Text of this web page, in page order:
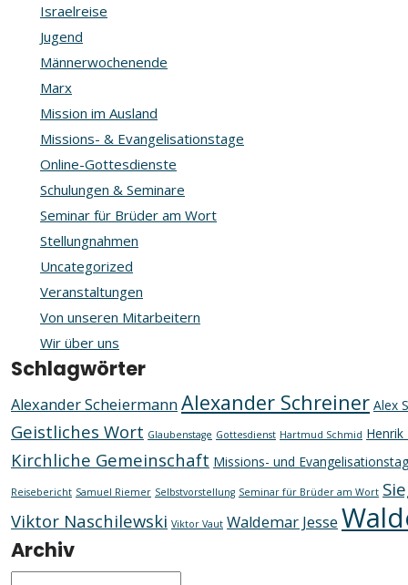
Israelreise
Jugend
Männerwochenende
Marx
Mission im Ausland
Missions- & Evangelisationstage
Online-Gottesdienste
Schulungen & Seminare
Seminar für Brüder am Wort
Stellungnahmen
Uncategorized
Veranstaltungen
Von unseren Mitarbeitern
Wir über uns
Schlagwörter
Alexander ScheiermannAlexander Schreiner Alex
Geistliches Wort Glaubenstage Gottesdienst Hartmud Schmid Henrik
Kirchliche Gemeinschaft Missions- und
Reisebericht Samuel Riemer Selbstvorstellung Seminar für Brüder am Wort
Viktor Naschilewski Viktor Vaut Waldemar Jesse
Archiv